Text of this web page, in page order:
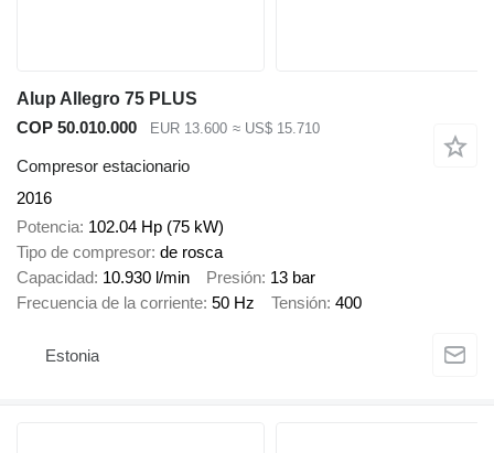
Alup Allegro 75 PLUS
COP 50.010.000
EUR 13.600 ≈ US$ 15.710
Compresor estacionario
2016
Potencia 102.04 Hp (75 kW)
Tipo de compresor de rosca
Capacidad 10.930 l/min Presión 13 bar
Frecuencia de la corriente 50 Hz Tensión 400
Estonia